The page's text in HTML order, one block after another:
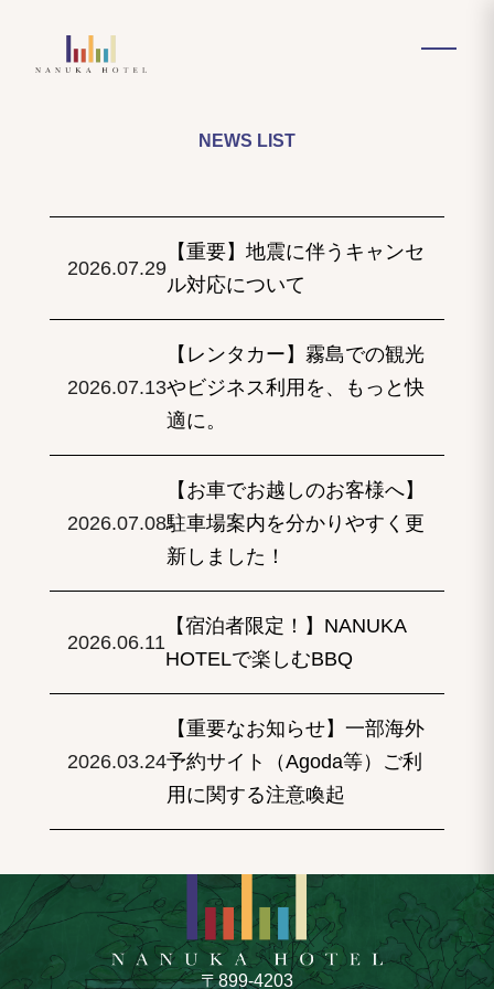
NEWS LIST
2026.07.29
【重要】地震に伴うキャンセ
ル対応について
2026.07.13
【レンタカー】霧島での観光
やビジネス利用を、もっと快
適に。
2026.07.08
【お車でお越しのお客様へ】
駐車場案内を分かりやすく更
新しました！
2026.06.11
【宿泊者限定！】NANUKA
HOTELで楽しむBBQ
2026.03.24
【重要なお知らせ】一部海外
予約サイト（Agoda等）ご利
用に関する注意喚起
〒899-4203